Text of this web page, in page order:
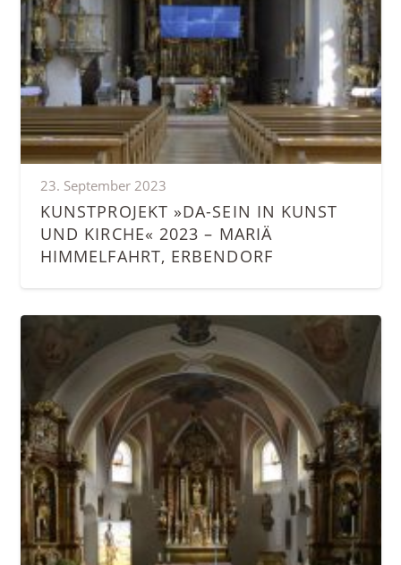
23. September 2023
KUNSTPROJEKT »DA-SEIN IN KUNST
UND KIRCHE« 2023 – MARIÄ
HIMMELFAHRT, ERBENDORF